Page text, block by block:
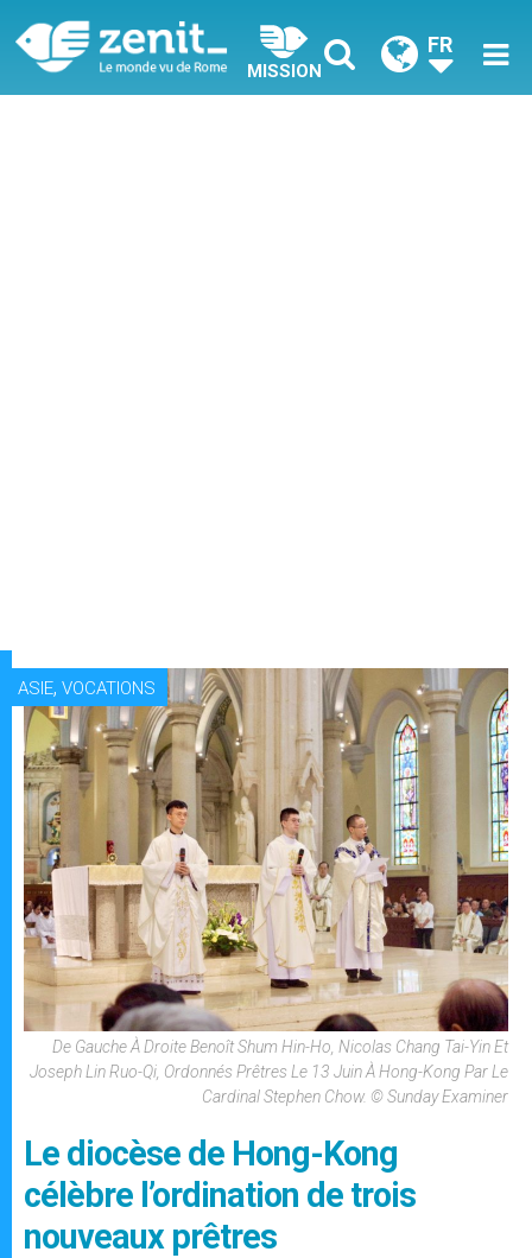
MISSION
FR
ASIE, VOCATIONS
De Gauche À Droite Benoît Shum Hin-Ho, Nicolas Chang Tai-Yin Et
Joseph Lin Ruo-Qi, Ordonnés Prêtres Le 13 Juin À Hong-Kong Par Le
Cardinal Stephen Chow. © Sunday Examiner
Le diocèse de Hong-Kong
célèbre l’ordination de trois
nouveaux prêtres